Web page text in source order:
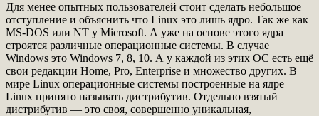
Для менее опытных пользователей стоит сделать небольшое
отступление и объяснить что Linux это лишь ядро. Так же как
MS-DOS или NT у Microsoft. А уже на основе этого ядра
строятся различные операционные системы. В случае
Windows это Windows 7, 8, 10. А у каждой из этих ОС есть ещё
свои редакции Home, Pro, Enterprise и множество других. В
мире Linux операционные системы построенные на ядре
Linux принято называть дистрибутив. Отдельно взятый
дистрибутив — это своя, совершенно уникальная,